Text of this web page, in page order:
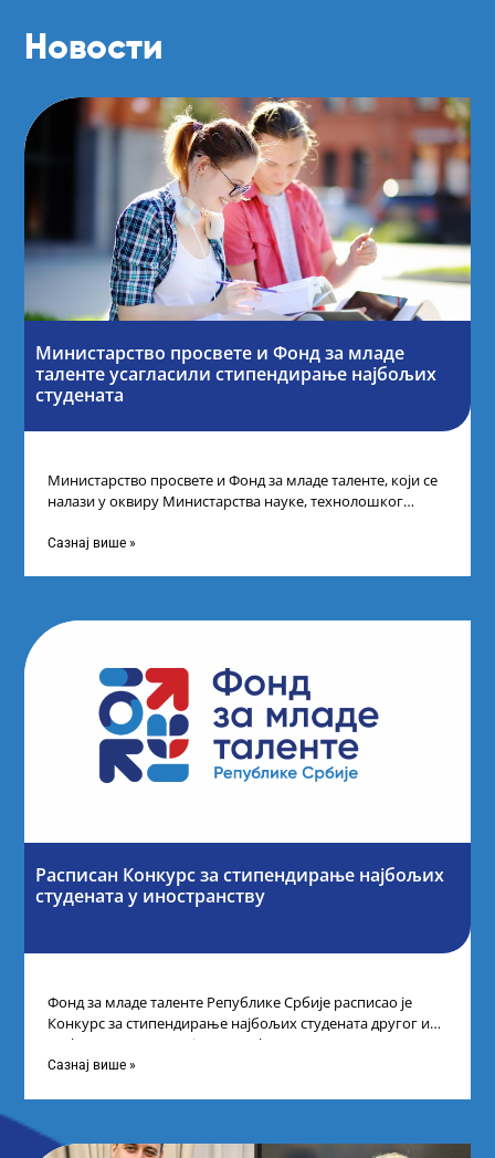
Новости
Министарство просвете и Фонд за младе
таленте усагласили стипендирање најбољих
студената
Министарство просвете и Фонд за младе таленте, који се
налази у оквиру Министарства науке, технолошког
Сазнај више »
Расписан Конкурс за стипендирање најбољих
студената y иностранству
Фонд за младе таленте Републике Србије расписао је
Конкурс за стипендирање најбољих студената другог и
трећег степена студија на водећим
Сазнај више »